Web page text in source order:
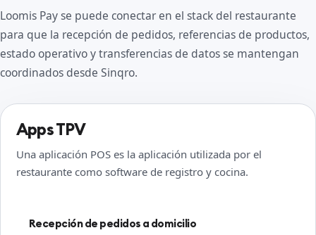
Loomis Pay se puede conectar en el stack del restaurante
para que la recepción de pedidos, referencias de productos,
estado operativo y transferencias de datos se mantengan
coordinados desde Sinqro.
Apps TPV
Una aplicación POS es la aplicación utilizada por el
restaurante como software de registro y cocina.
Recepción de pedidos a domicilio